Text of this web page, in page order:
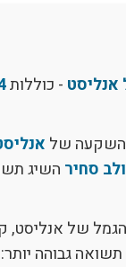
אנליסט - כוללות
של
סחיר השיג
של אנליסט,
גבוהה יותר: